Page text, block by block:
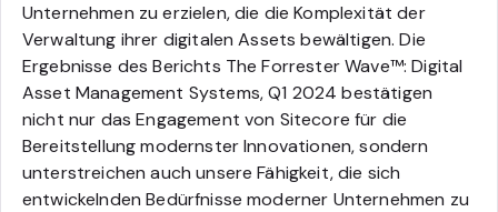
Unternehmen zu erzielen, die die Komplexität der
Verwaltung ihrer digitalen Assets bewältigen. Die
Ergebnisse des Berichts The Forrester Wave™: Digital
Asset Management Systems, Q1 2024 bestätigen
nicht nur das Engagement von Sitecore für die
Bereitstellung modernster Innovationen, sondern
unterstreichen auch unsere Fähigkeit, die sich
entwickelnden Bedürfnisse moderner Unternehmen zu